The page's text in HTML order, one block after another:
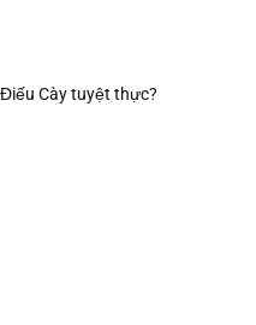
Cày tuyệt thực?